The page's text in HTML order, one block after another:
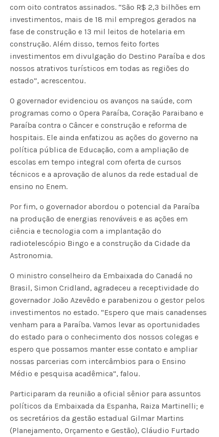
com oito contratos assinados. “São R$ 2,3 bilhões em
investimentos, mais de 18 mil empregos gerados na
fase de construção e 13 mil leitos de hotelaria em
construção. Além disso, temos feito fortes
investimentos em divulgação do Destino Paraíba e dos
nossos atrativos turísticos em todas as regiões do
estado”, acrescentou.
O governador evidenciou os avanços na saúde, com
programas como o Opera Paraíba, Coração Paraibano e
Paraíba contra o Câncer e construção e reforma de
hospitais. Ele ainda enfatizou as ações do governo na
política pública de Educação, com a ampliação de
escolas em tempo integral com oferta de cursos
técnicos e a aprovação de alunos da rede estadual de
ensino no Enem.
Por fim, o governador abordou o potencial da Paraíba
na produção de energias renováveis e as ações em
ciência e tecnologia com a implantação do
radiotelescópio Bingo e a construção da Cidade da
Astronomia.
O ministro conselheiro da Embaixada do Canadá no
Brasil, Simon Cridland, agradeceu a receptividade do
governador João Azevêdo e parabenizou o gestor pelos
investimentos no estado. “Espero que mais canadenses
venham para a Paraíba. Vamos levar as oportunidades
do estado para o conhecimento dos nossos colegas e
espero que possamos manter esse contato e ampliar
nossas parcerias com intercâmbios para o Ensino
Médio e pesquisa acadêmica”, falou.
Participaram da reunião a oficial sênior para assuntos
políticos da Embaixada da Espanha, Raiza Martinelli; e
os secretários da gestão estadual Gilmar Martins
(Planejamento, Orçamento e Gestão), Cláudio Furtado